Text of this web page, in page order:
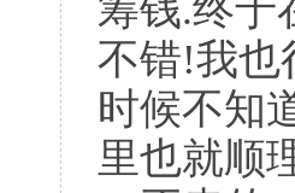
筹钱.终于
不错!我也
时候不知
里也就顺